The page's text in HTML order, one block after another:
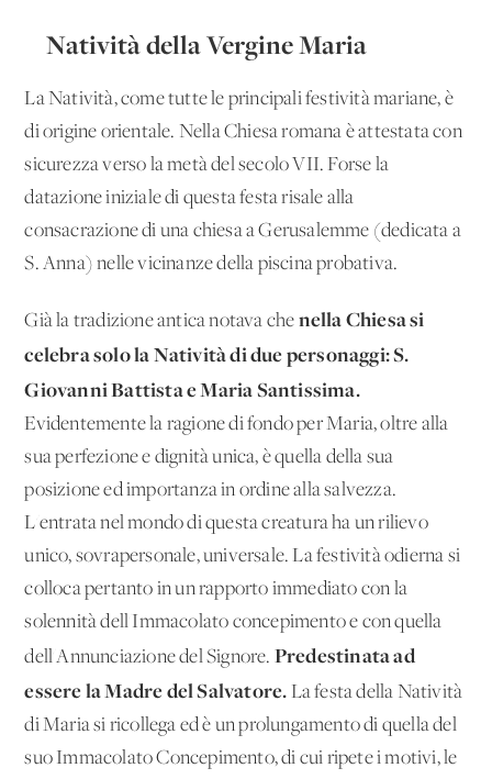
Natività della Vergine Maria
La Natività, come tutte le principali festività mariane, è
di origine orientale. Nella Chiesa romana è attestata con
sicurezza verso la metà del secolo VII. Forse la
datazione iniziale di questa festa risale alla
consacrazione di una chiesa a Gerusalemme (dedicata a
S. Anna) nelle vicinanze della piscina probativa.
Già la tradizione antica notava che nella Chiesa si
celebra solo la Natività di due personaggi: S.
Giovanni Battista e Maria Santissima.
Evidentemente la ragione di fondo per Maria, oltre alla
sua perfezione e dignità unica, è quella della sua
posizione ed importanza in ordine alla salvezza.
L'entrata nel mondo di questa creatura ha un rilievo
unico, sovrapersonale, universale. La festività odierna si
colloca pertanto in un rapporto immediato con la
solennità dell'Immacolato concepimento e con quella
dell'Annunciazione del Signore. Predestinata ad
essere la Madre del Salvatore. La festa della Natività
di Maria si ricollega ed è un prolungamento di quella del
suo Immacolato Concepimento, di cui ripete i motivi, le